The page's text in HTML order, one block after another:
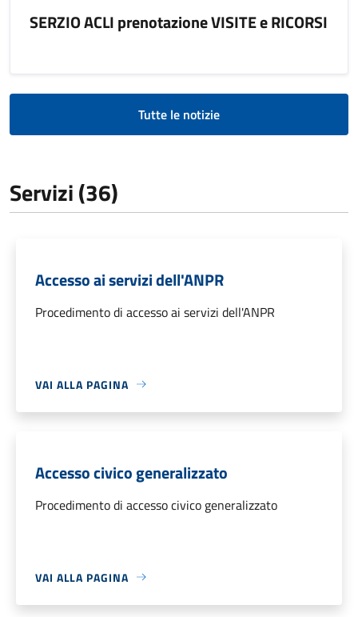
SERZIO ACLI prenotazione VISITE e RICORSI
Tutte le notizie
Servizi (36)
Accesso ai servizi dell'ANPR
Procedimento di accesso ai servizi dell'ANPR
VAI ALLA PAGINA
Accesso civico generalizzato
Procedimento di accesso civico generalizzato
VAI ALLA PAGINA